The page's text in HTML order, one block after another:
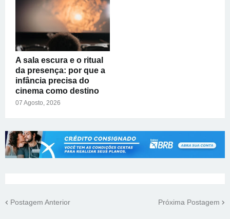
A sala escura e o ritual
da presença: por que a
infância precisa do
cinema como destino
07 Agosto, 2026
Postagem Anterior Próxima Postagem